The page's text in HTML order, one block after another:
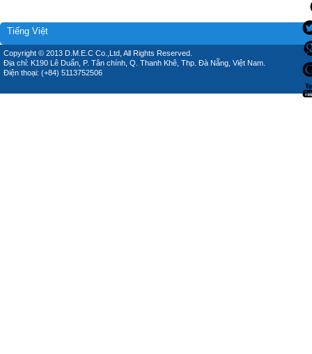
Tiếng Việt
Copyright © 2013 D.M.E.C Co.,Ltd, All Rights Reserved.
Địa chỉ: K190 Lê Duẩn, P. Tân chính, Q. Thanh Khê, Thp. Đà Nẵng, Việt Nam.
Điện thoại: (+84) 5113752506